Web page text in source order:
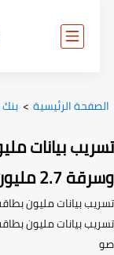
الرئيسية> بنك
بيانات
2.7 مليون
بيانات مليون بطاقة